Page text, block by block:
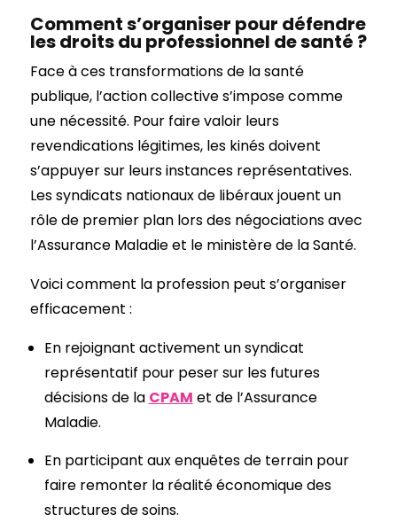
Comment s’organiser pour défendre
les droits du professionnel de santé ?
Face à ces transformations de la santé
publique, l’action collective s’impose comme
une nécessité. Pour faire valoir leurs
revendications légitimes, les kinés doivent
s’appuyer sur leurs instances représentatives.
Les syndicats nationaux de libéraux jouent un
rôle de premier plan lors des négociations avec
l’Assurance Maladie et le ministère de la Santé.
Voici comment la profession peut s’organiser
efficacement :
En rejoignant activement un syndicat
représentatif pour peser sur les futures
décisions de la CPAM et de l’Assurance
Maladie.
En participant aux enquêtes de terrain pour
faire remonter la réalité économique des
structures de soins.